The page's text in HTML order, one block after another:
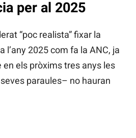
per al 2025
“poc realista” fixar la
l’any 2025 com fa la ANC, ja
en els pròxims tres anys les
paraules– no hauran